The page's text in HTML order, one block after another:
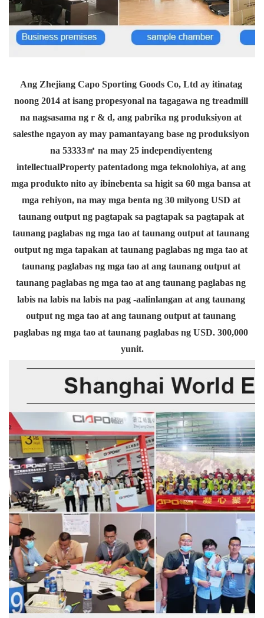
Ang Zhejiang Capo Sporting Goods Co, Ltd ay itinatag
noong 2014 at isang propesyonal na tagagawa ng treadmill
na nagsasama ng r & d, ang pabrika ng produksiyon at
salesthe ngayon ay may pamantayang base ng produksiyon
na 53333㎡ na may 25 independiyenteng
intellectualProperty patentadong mga teknolohiya, at ang
mga produkto nito ay ibinebenta sa higit sa 60 mga bansa at
mga rehiyon, na may mga benta ng 30 milyong USD at
taunang output ng pagtapak sa pagtapak sa pagtapak at
taunang paglabas ng mga tao at taunang output at taunang
output ng mga tapakan at taunang paglabas ng mga tao at
taunang paglabas ng mga tao at ang taunang output at
taunang paglabas ng mga tao at ang taunang paglabas ng
labis na labis na labis na pag -aalinlangan at ang taunang
output ng mga tao at ang taunang output at taunang
paglabas ng mga tao at taunang paglabas ng USD. 300,000
yunit.